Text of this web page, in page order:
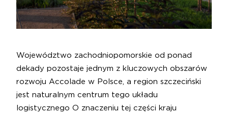
Województwo zachodniopomorskie od ponad
dekady pozostaje jednym z kluczowych obszarów
rozwoju Accolade w Polsce, a region szczeciński
jest naturalnym centrum tego układu
logistycznego O znaczeniu tej części kraju